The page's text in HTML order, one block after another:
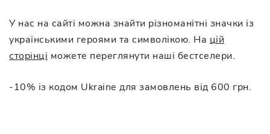
У нас на сайті можна знайти різноманітні значки із
українськими героями та символікою. На цій
сторінці можете переглянути наші бестселери.
-10% із кодом Ukraine для замовлень від 600 грн.